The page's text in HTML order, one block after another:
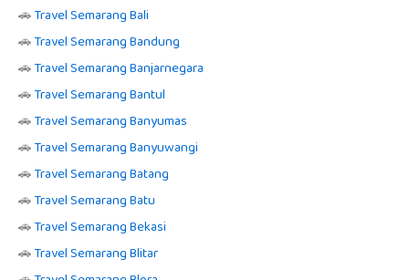
🚗Travel Semarang Bali
🚗Travel Semarang Bandung
🚗Travel Semarang Banjarnegara
🚗Travel Semarang Bantul
🚗Travel Semarang Banyumas
🚗Travel Semarang Banyuwangi
🚗Travel Semarang Batang
🚗Travel Semarang Batu
🚗Travel Semarang Bekasi
🚗Travel Semarang Blitar